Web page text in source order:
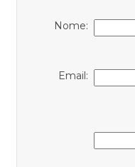
Nome:
Email: